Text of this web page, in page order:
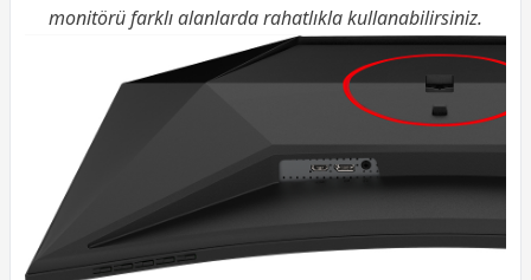
monitörü farklı alanlarda rahatlıkla kullanabilirsiniz.